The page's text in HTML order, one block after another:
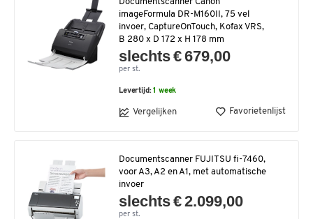
imageFormula DR-M160II, 75 vel
invoer, CaptureOnTouch, Kofax VRS,
B 280 x D 172 x H 178 mm
slechts € 679,00
per st.
Levertijd:1 week
Vergelijken Favorietenlijst
Documentscanner FUJITSU fi-7460,
voor A3, A2 en A1, met automatische
invoer
slechts € 2.099,00
per st.